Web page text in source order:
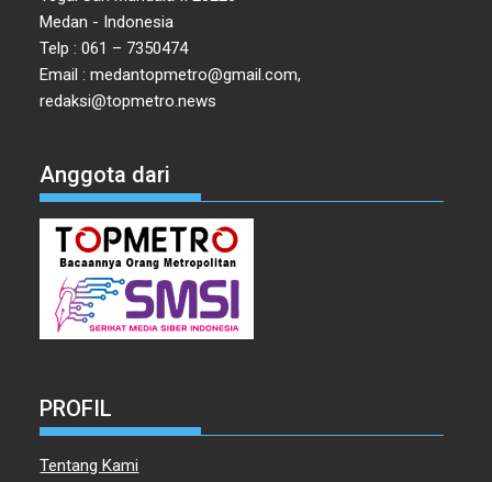
Medan - Indonesia
Telp : 061 – 7350474
Email : medantopmetro@gmail.com,
redaksi@topmetro.news
Anggota dari
PROFIL
Tentang Kami